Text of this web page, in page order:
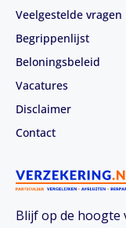
Blijf op de hoogte
Veelgestelde vragen
Begrippenlijst
Beloningsbeleid
Vacatures
Disclaimer
Contact